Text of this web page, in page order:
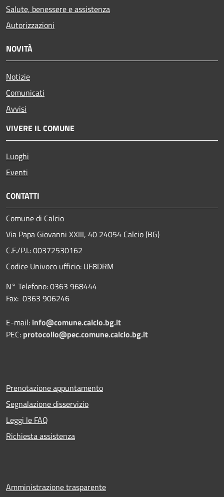
Salute, benessere e assistenza
Autorizzazioni
NOVITÀ
Notizie
Comunicati
Avvisi
VIVERE IL COMUNE
Luoghi
Eventi
CONTATTI
Comune di Calcio
Via Papa Giovanni XXIII, 40 24054 Calcio (BG)
C.F./P.I.: 00372530162
Codice Univoco ufficio: UF8DRM
N° Telefono: 0363 968444
Fax: 0363 906246
E-mail: info@comune.calcio.bg.it
PEC: protocollo@pec.comune.calcio.bg.it
Prenotazione appuntamento
Segnalazione disservizio
Leggi le FAQ
Richiesta assistenza
Amministrazione trasparente